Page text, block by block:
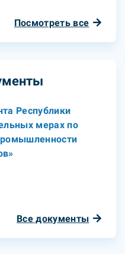
Посмотреть все
Республики
мерах по
Все документы